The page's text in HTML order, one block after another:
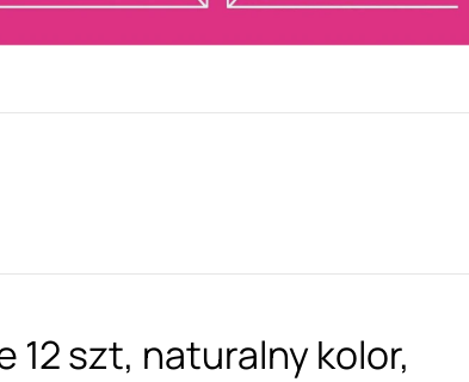
12 szt, naturalny kolor,